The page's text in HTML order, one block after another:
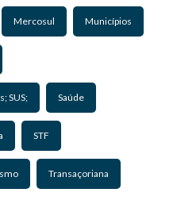
Mercosul Municípios
SUS; Saúde
STF
Transaçoriana